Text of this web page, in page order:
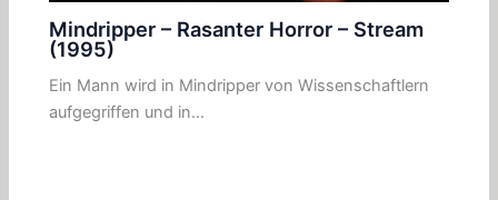
Mindripper – Rasanter Horror – Stream
(1995)
Ein Mann wird in Mindripper von Wissenschaftlern
aufgegriffen und in…